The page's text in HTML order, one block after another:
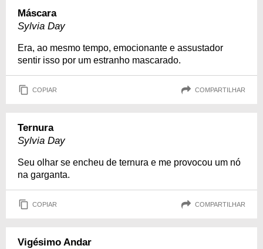
Máscara
Sylvia Day
Era, ao mesmo tempo, emocionante e assustador
sentir isso por um estranho mascarado.
COPIAR COMPARTILHAR
Ternura
Sylvia Day
Seu olhar se encheu de ternura e me provocou um nó
na garganta.
COPIAR COMPARTILHAR
Vigésimo Andar